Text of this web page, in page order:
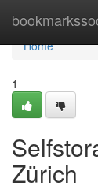
Home
Home
1
Zürich